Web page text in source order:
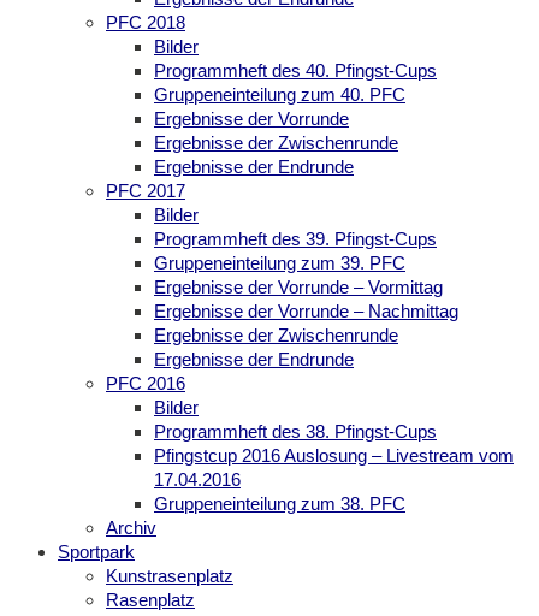
PFC 2018
Bilder
Programmheft des 40. Pfingst-Cups
Gruppeneinteilung zum 40. PFC
Ergebnisse der Vorrunde
Ergebnisse der Zwischenrunde
Ergebnisse der Endrunde
PFC 2017
Bilder
Programmheft des 39. Pfingst-Cups
Gruppeneinteilung zum 39. PFC
Ergebnisse der Vorrunde – Vormittag
Ergebnisse der Vorrunde – Nachmittag
Ergebnisse der Zwischenrunde
Ergebnisse der Endrunde
PFC 2016
Bilder
Programmheft des 38. Pfingst-Cups
Pfingstcup 2016 Auslosung – Livestream vom
17.04.2016
Gruppeneinteilung zum 38. PFC
Archiv
Sportpark
Kunstrasenplatz
Rasenplatz